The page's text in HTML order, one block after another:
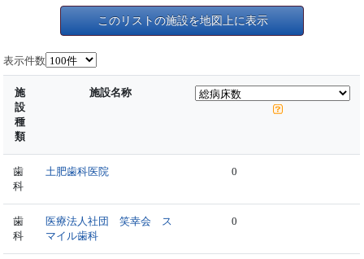
このリストの施設を地図上に表示
表示件数
施
設
種
類
施設名称
歯
科
土肥歯科医院 0
歯
科
医療法人社団 笑幸会 ス
マイル歯科
0